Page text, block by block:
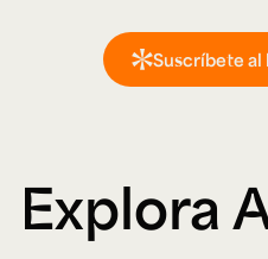
Suscríbete al
Explora